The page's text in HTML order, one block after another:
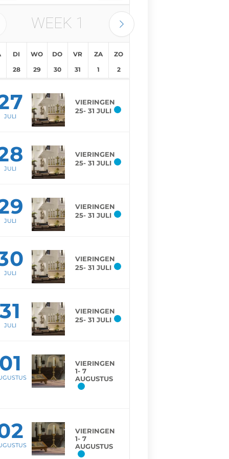
WEEK 1
DI
28
WO
29
DO
30
VR
31
ZA
1
ZO
2
JULI
VIERINGEN
25- 31 JULI
JULI
VIERINGEN
25- 31 JULI
JULI
VIERINGEN
25- 31 JULI
JULI
VIERINGEN
25- 31 JULI
31
JULI
VIERINGEN
25- 31 JULI
VIERINGEN
1- 7
AUGUSTUS
VIERINGEN
1- 7
AUGUSTUS